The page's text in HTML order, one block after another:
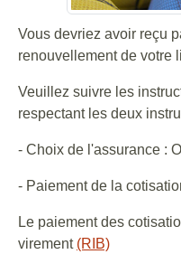
Vous devriez avoir reçu
renouvellement de votre
Veuillez suivre les
respectant les deux
- Choix de l'assurance :
- Paiement de la
Le paiement des
virement (RIB)